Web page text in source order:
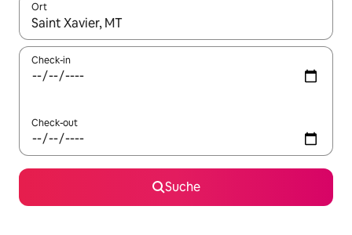
Ort
Wenn Ergebnisse verfügbar sind, navigiere mit den
Check-in
Check-out
Suche